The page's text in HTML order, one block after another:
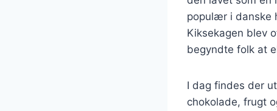
populær i danske
Kiksekagen blev
begyndte folk at
I dag findes der
chokolade, frugt